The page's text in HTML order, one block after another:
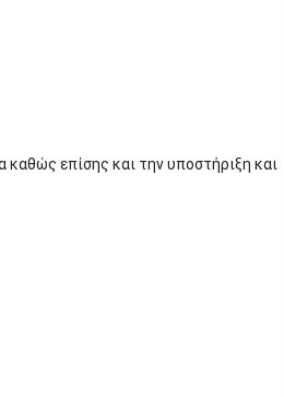
καθώς επίσης και την υποστήριξη και